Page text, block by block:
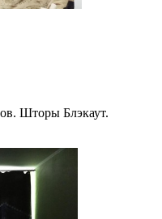
Шторы Блэкаут.